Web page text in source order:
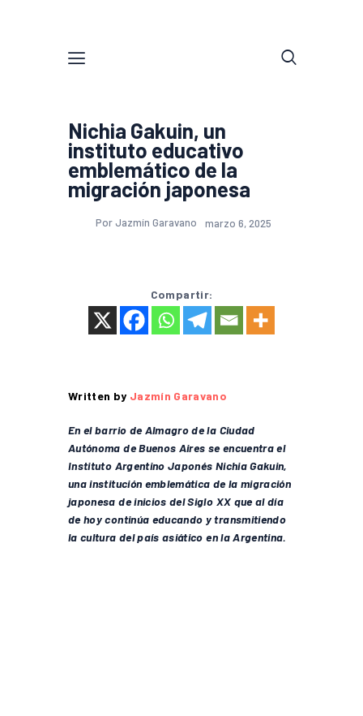
Nichia Gakuin, un
instituto educativo
emblemático de la
migración japonesa
Por Jazmín Garavano marzo 6, 2025
Compartir:
Written by Jazmín Garavano
En el barrio de Almagro de la Ciudad
Autónoma de Buenos Aires se encuentra el
Instituto Argentino Japonés Nichia Gakuin,
una institución emblemática de la migración
japonesa de inicios del Siglo XX que al día
de hoy continúa educando y transmitiendo
la cultura del país asiático en la Argentina.